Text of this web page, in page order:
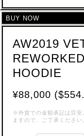
BUY NOW
AW2019
HOODIE
¥88,000
※外貨での金額表記は目安
ますので、ご了承ください